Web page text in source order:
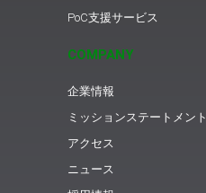
PoC支援サービス
COMPANY
企業情報
ミッションステートメント
アクセス
ニュース